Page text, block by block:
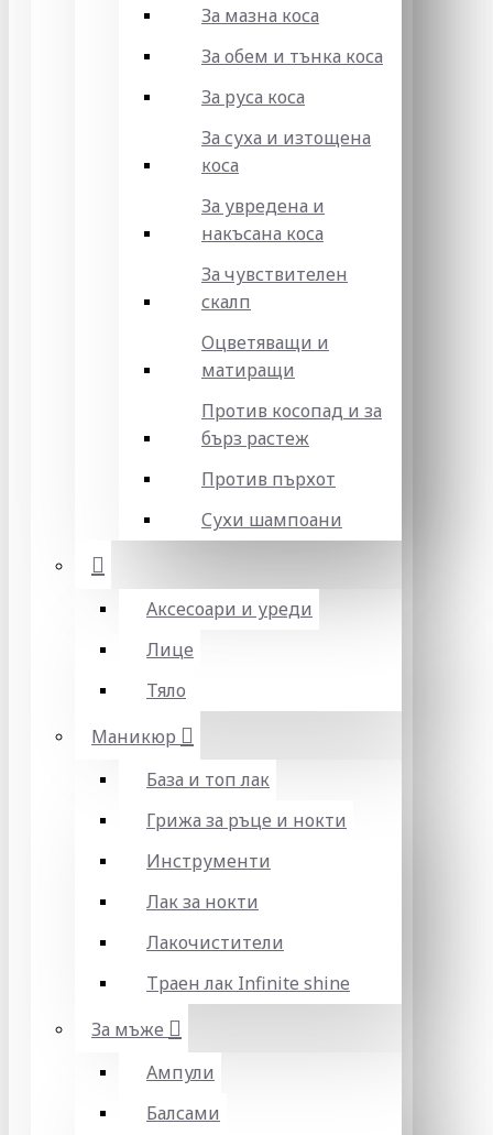
За мазна коса
За обем и тънка коса
За руса коса
За суха и изтощена
коса
За увредена и
накъсана коса
За чувствителен
скалп
Оцветяващи и
матиращи
Против косопад и за
бърз растеж
Против пърхот
Сухи шампоани
Аксесоари и уреди
Лице
Тяло
Маникюр
База и топ лак
Грижа за ръце и нокти
Инструменти
Лак за нокти
Лакочистители
Траен лак Infinite shine
За мъже
Ампули
Балсами